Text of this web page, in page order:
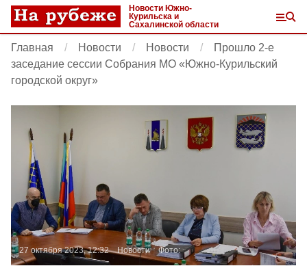
Новости Южно-
Курильска и
Сахалинской области
Главная Новости Новости
Прошло 2-е
заседание сессии Собрания МО «Южно-Курильский
городской округ»
27 октября 2023, 12:32 Новости Фото: